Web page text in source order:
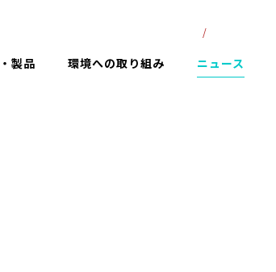
製品 環境への取り組み ニュース